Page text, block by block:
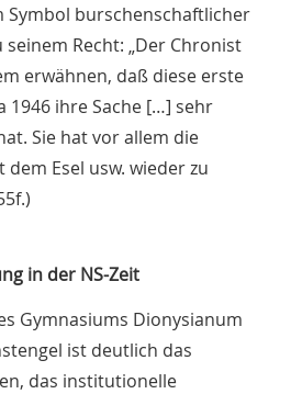
Symbol burschenschaftlicher
Recht: „Der Chronist
erwähnen, daß diese erste
1946 ihre Sache […] sehr
Sie hat vor allem die
Esel usw. wieder zu
in der NS-Zeit
Gymnasiums Dionysianum
ist deutlich das
das institutionelle